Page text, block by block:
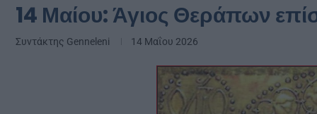
14 Μαίου: Άγιος Θεράπων
Συντάκτης Genneleni 14 Μαΐου 2026